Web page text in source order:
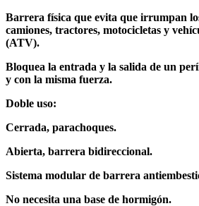
Barrera física que evita que irrumpan
camiones, tractores, motocicletas y
(ATV).
Bloquea la entrada y la salida de un
y con la misma fuerza.
Doble uso:
Cerrada, parachoques.
Abierta, barrera bidireccional.
Sistema modular de barrera
No necesita una base de hormigón.